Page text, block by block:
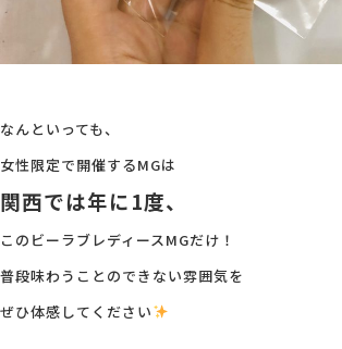
なんといっても、
女性限定で開催するMGは
関西では年に1度、
このビーラブレディースMGだけ！
普段味わうことのできない雰囲気を
ぜひ体感してください